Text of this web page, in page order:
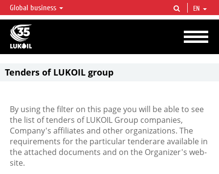
LUKOIL OVERVIEW
LUKOIL is one of the largest oil & gas vertical integrated companies in the world
accounting for over 2% of crude production and circa 1% of proved hydrocarbon
reserves globally.
Global business EN
Tenders of LUKOIL group
By using the filter on this page you will be able to see
the list of tenders of LUKOIL Group companies,
Company's affiliates and other organizations. The
requirements for the particular tenderare available in
the attached documents and on the Organizer's web-
site.